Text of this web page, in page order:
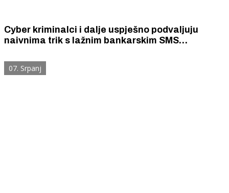
Cyber kriminalci i dalje uspješno podvaljuju
naivnima trik s lažnim bankarskim SMS
s računa skinuli 1545 eura.
07. Srpanj